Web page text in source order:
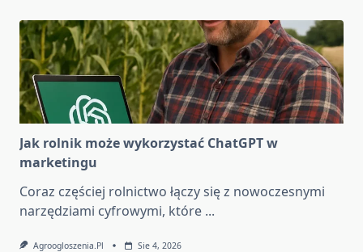
Jak rolnik może wykorzystać ChatGPT w
marketingu
Coraz częściej rolnictwo łączy się z nowoczesnymi
narzędziami cyfrowymi, które ...
Agroogloszenia.pl Sie 4, 2026